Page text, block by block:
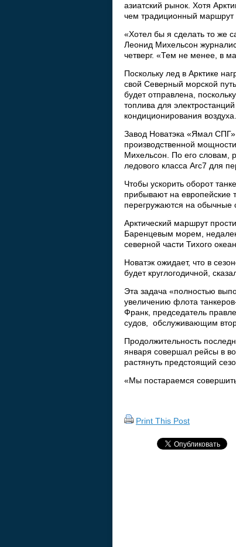
азиатский рынок. Хотя
чем традиционный маршрут
«Хотел бы я сделать то же
Леонид Михельсон
четверг. «Тем не менее, в
Поскольку лед в Арктике
свой Северный морской
будет отправлена,
топлива для
кондиционирования воздуха.
Завод Новатэка «Ямал СПГ»
производственной
Михельсон. По его словам,
ледового класса Arc7 для
Чтобы ускорить оборот
прибывают на европейские
перегружаются на обычные
Арктический маршрут
Баренцевым морем,
северной части Тихого
Новатэк ожидает, что в
будет круглогодичной,
Эта задача «полностью
увеличению флота
Франк, председатель
судов, обслуживающим
Продолжительность
января совершал рейсы в
растянуть предстоящий
«Мы постараемся
Print This Post